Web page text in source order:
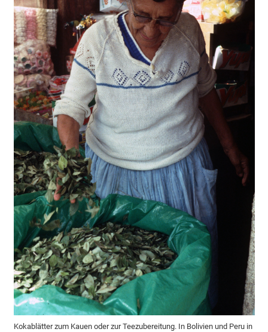
Kokablätter zum Kauen oder zur Teezubereitung. In Bolivien und Peru in